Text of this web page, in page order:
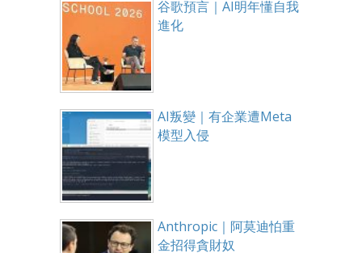
谷歌預言｜AI明年懂自我
進化
AI叛變｜有企業遭Meta
模型入侵
Anthropic｜阿莫迪怕重
金招得貪財奴